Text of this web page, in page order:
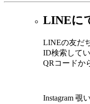
LINEに
LINEの友だ
ID検索して
QRコードか
Instagram 覗